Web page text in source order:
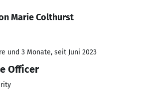
Marie Colthurst
und 3 Monate, seit Juni 2023
Officer